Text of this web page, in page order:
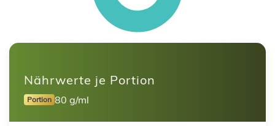
Nährwerte je Portion
Portion 80 g/ml